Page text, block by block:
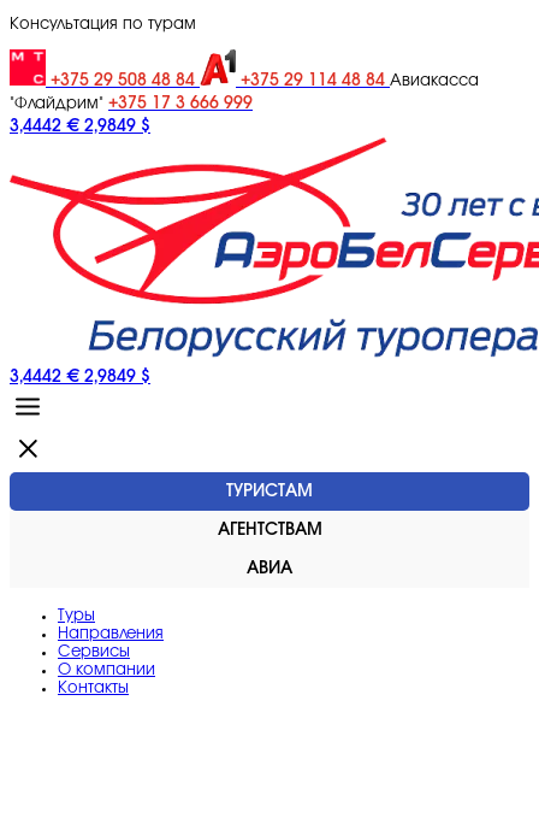
Консультация по турам
+375 29 508 48 84 +375 29 114 48 84 Авиакасса
"Флайдрим" +375 17 3 666 999
3,4442 € 2,9849 $
3,4442 € 2,9849 $
ТУРИСТАМ
АГЕНТСТВАМ
АВИА
Туры
Направления
Сервисы
O компании
Контакты